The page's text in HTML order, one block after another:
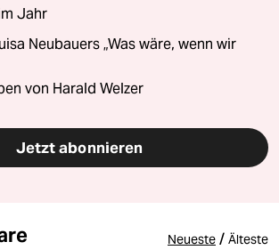
Jahr
Neubauers „Was wäre, wenn wir
von Harald Welzer
Jetzt abonnieren
Neueste / Älteste